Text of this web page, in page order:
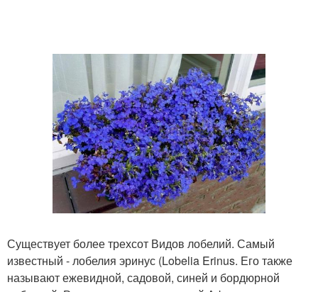
Существует более трехсот Видов лобелий. Самый
известный - лобелия эринус (Lobelia Erinus. Его также
называют ежевидной, садовой, синей и бордюрной